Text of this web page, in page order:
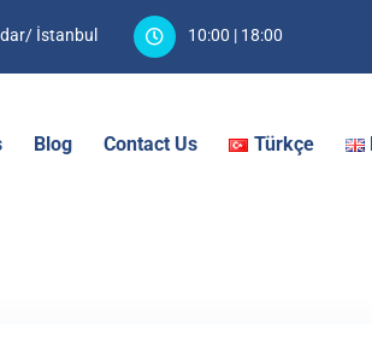
İstanbul 10:00 | 18:00
Blog Contact Us Türkçe